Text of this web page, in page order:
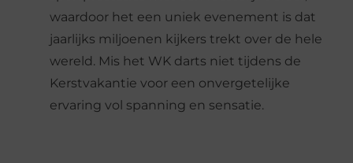
waardoor het een uniek evenement is dat
jaarlijks miljoenen kijkers trekt over de hele
wereld. Mis het WK darts niet tijdens de
Kerstvakantie voor een onvergetelijke
ervaring vol spanning en sensatie.